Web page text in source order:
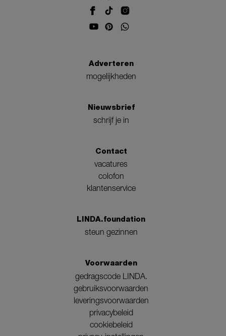
Adverteren
mogelijkheden
Nieuwsbrief
schrijf je in
Contact
vacatures
colofon
klantenservice
LINDA.foundation
steun gezinnen
Voorwaarden
gedragscode LINDA.
gebruiksvoorwaarden
leveringsvoorwaarden
privacybeleid
cookiebeleid